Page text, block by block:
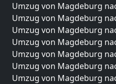
Umzug von Magdeburg
Umzug von Magdeburg
Umzug von Magdeburg
Umzug von Magdeburg
Umzug von Magdeburg
Umzug von Magdeburg
Umzug von Magdeburg